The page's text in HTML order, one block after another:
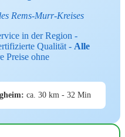
Rems-Murr-Kreises
in der Region -
Qualität - Alle
Preise ohne
ca. 30 km - 32 Min